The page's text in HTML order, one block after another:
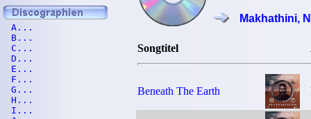
Makhathini,
Songtitel
Beneath The Earth
A...
B...
C...
D...
E...
F...
G...
H...
I...